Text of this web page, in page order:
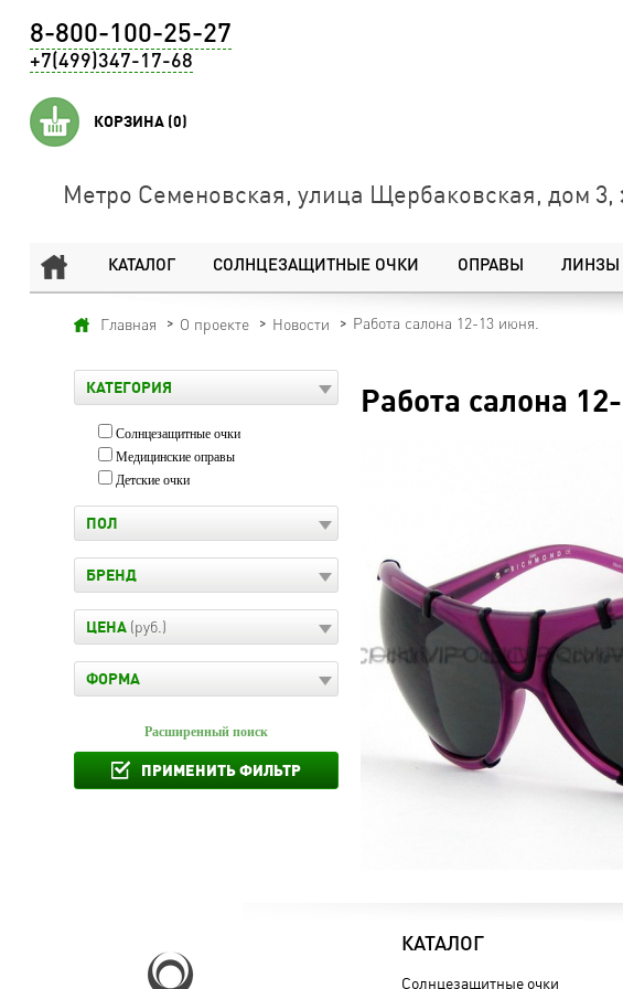
8-800-100-25-27
+7(499)347-17-68
КОРЗИНА (0)
Метро Семеновская, улица Щербаковская, дом 3,
КАТАЛОГ СОЛНЦЕЗАЩИТНЫЕ ОЧКИ ОПРАВЫ ЛИНЗЫ
Главная О проекте Новости Работа салона 12-13 июня.
КАТЕГОРИЯ
Солнцезащитные очки
Медицинские оправы
Детские очки
ПОЛ
БРЕНД
ЦЕНА (руб.)
ФОРМА
Расширенный поиск
ПРИМЕНИТЬ ФИЛЬТР
Работа салона
КАТАЛОГ
Солнцезащитные очки